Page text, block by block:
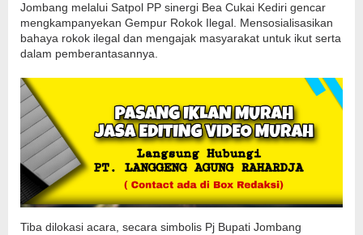
Jombang melalui Satpol PP sinergi Bea Cukai Kediri gencar
mengkampanyekan Gempur Rokok Ilegal. Mensosialisasikan
bahaya rokok ilegal dan mengajak masyarakat untuk ikut serta
dalam pemberantasannya.
Tiba dilokasi acara, secara simbolis Pj Bupati Jombang